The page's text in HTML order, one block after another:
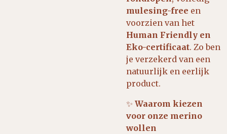
mulesing-free en
voorzien van het
Human Friendly en
Eko-certificaat. Zo ben
je verzekerd van een
natuurlijk en eerlijk
product.
✨ Waarom kiezen
voor onze merino
wollen